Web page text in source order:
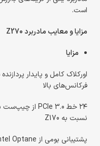
است.
مزایا و معایب مادربرد Z270
مزایا
فرکانس‌های بالا
نسبت به Z170